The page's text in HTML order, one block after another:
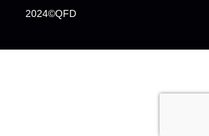
2024©QFD